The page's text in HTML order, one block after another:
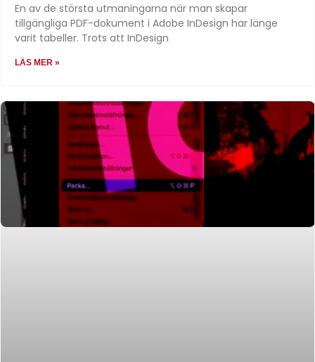
En av de största utmaningarna när man skapar
tillgängliga PDF-dokument i Adobe InDesign har länge
varit tabeller. Trots att InDesign
LÄS MER »